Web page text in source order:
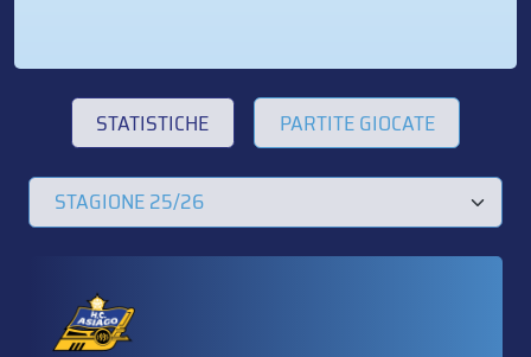
STATISTICHE PARTITE GIOCATE